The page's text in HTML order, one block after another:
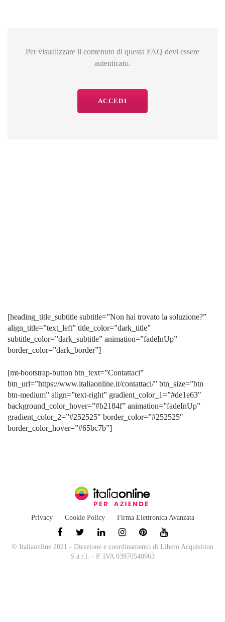
Per visualizzare il contenuto di questa FAQ devi essere
autenticato.
ACCEDI
[heading_title_subtitle subtitle=”Non hai trovato la soluzione?”
align_title=”text_left” title_color=”dark_title”
subtitle_color=”dark_subtitle” animation=”fadeInUp”
border_color=”dark_border”]
[mt-bootstrap-button btn_text=”Contattaci”
btn_url=”https://www.italiaonline.it/contattaci/” btn_size=”btn
btn-medium” align=”text-right” gradient_color_1=”#de1e63″
background_color_hover=”#b2184f” animation=”fadeInUp”
gradient_color_2=”#252525″ border_color=”#252525″
border_color_hover=”#65bc7b”]
Privacy Cookie Policy Firma Elettronica Avanzata
© Italiaonline 2021 - Direzione e coordinamento di Libero Acquisition
S.á r.l. - P. IVA 03970540963